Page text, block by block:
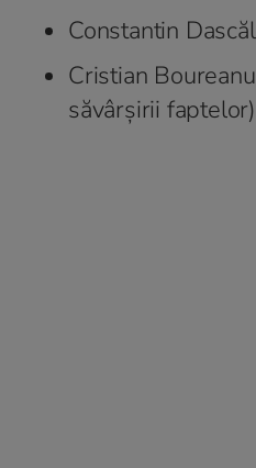
Constantin
Cristian
săvârșirii